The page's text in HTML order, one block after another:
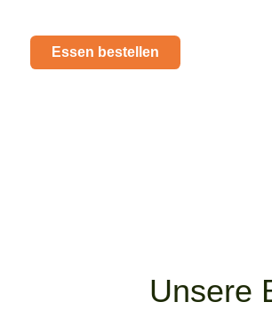
Essen bestellen
Unsere